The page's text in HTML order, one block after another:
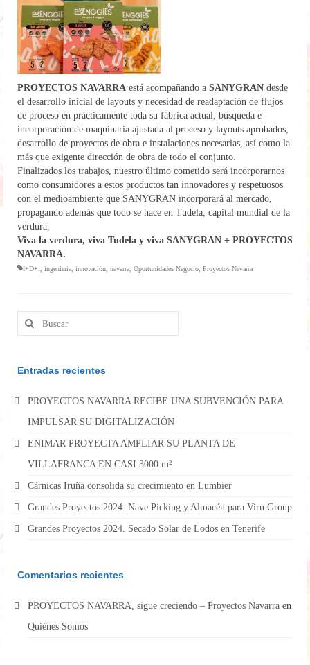
PROYECTOS NAVARRA está acompañando a SANYGRAN desde
el desarrollo inicial de layouts y necesidad de readaptación de flujos
de proceso en prácticamente toda su fábrica actual, búsqueda e
incorporación de maquinaria ajustada al proceso y layouts aprobados,
desarrollo de proyectos de obra e instalaciones necesarias, así como la
más que exigente dirección de obra de todo el conjunto.
Finalizados los trabajos, nuestro último cometido será incorporarnos
como consumidores a estos productos tan innovadores y respetuosos
con el medioambiente que SANYGRAN incorporará al mercado,
propagando además que todo se hace en Tudela, capital mundial de la
verdura.
Viva la verdura, viva Tudela y viva SANYGRAN + PROYECTOS
NAVARRA.
I+D+i, ingenieria, innovación, navarra, Oportunidades Negocio, Proyectos Navarra
Buscar
por:
Entradas recientes
PROYECTOS NAVARRA RECIBE UNA SUBVENCIÓN PARA
IMPULSAR SU DIGITALIZACIÓN
ENIMAR PROYECTA AMPLIAR SU PLANTA DE
VILLAFRANCA EN CASI 3000 m²
Cárnicas Iruña consolida su crecimiento en Lumbier
Grandes Proyectos 2024. Nave Picking y Almacén para Viru Group
Grandes Proyectos 2024. Secado Solar de Lodos en Tenerife
Comentarios recientes
PROYECTOS NAVARRA, sigue creciendo – Proyectos Navarra en
Quiénes Somos